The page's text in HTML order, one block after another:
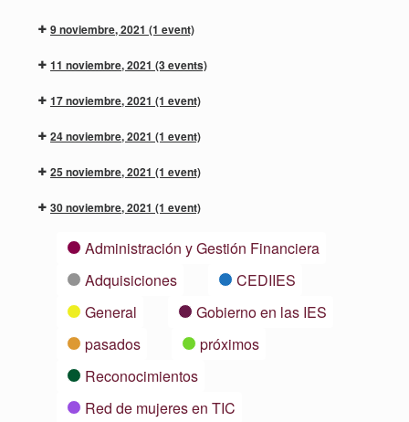
9 noviembre, 2021 (1 event)
11 noviembre, 2021 (3 events)
17 noviembre, 2021 (1 event)
24 noviembre, 2021 (1 event)
25 noviembre, 2021 (1 event)
30 noviembre, 2021 (1 event)
CategoríasAdministración y Gestión Financiera
Adquisiciones
CEDIIES
General
Gobierno en las IES
pasados
próximos
Reconocimientos
Red de mujeres en TIC